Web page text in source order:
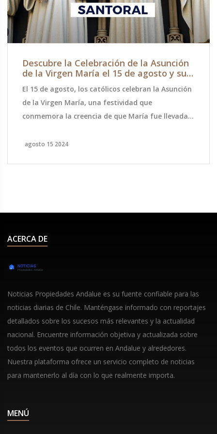
Celebración de la Asunción
María el 15 de agosto y su
los católicos celebran la Asunción
una festividad que
creencia de que María fue llevada
Italia y Francia. Además se
Los hijos de
Catherine
Carys y Dylan
Patagonia y
ACERCA DE
Noticias Propiedades Andalue es su fuente confiable para las
noticias diarias de Chile. Manténgase informado con reportajes
detallados sobre los sucesos más relevantes y la actualidad
nacional. Encuentre información objetiva y actualizada sobre
todos los eventos que ocurren en Andalue y alrededores.
Nuestra plataforma ofrece un servicio completo de noticias
para mantenerlo al día con lo que realmente importa.
MENÚ